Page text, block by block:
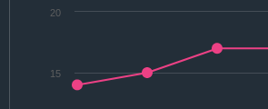
15
20